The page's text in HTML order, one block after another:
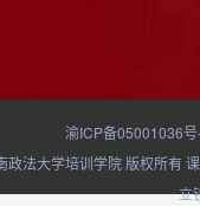
渝ICP备05001036
法大学培训学院 版权所有
立